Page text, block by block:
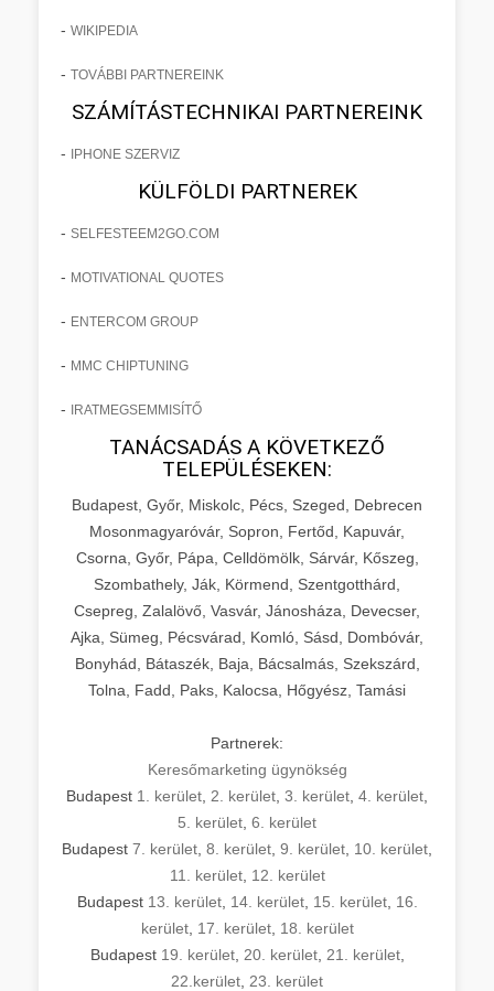
- WIKIPEDIA
- TOVÁBBI PARTNEREINK
SZÁMÍTÁSTECHNIKAI PARTNEREINK
- IPHONE SZERVIZ
KÜLFÖLDI PARTNEREK
- SELFESTEEM2GO.COM
- MOTIVATIONAL QUOTES
- ENTERCOM GROUP
- MMC CHIPTUNING
- IRATMEGSEMMISÍTŐ
TANÁCSADÁS A KÖVETKEZŐ
TELEPÜLÉSEKEN:
Budapest, Győr, Miskolc, Pécs, Szeged, Debrecen
Mosonmagyaróvár, Sopron, Fertőd, Kapuvár,
Csorna, Győr, Pápa, Celldömölk, Sárvár, Kőszeg,
Szombathely, Ják, Körmend, Szentgotthárd,
Csepreg, Zalalövő, Vasvár, Jánosháza, Devecser,
Ajka, Sümeg, Pécsvárad, Komló, Sásd, Dombóvár,
Bonyhád, Bátaszék, Baja, Bácsalmás, Szekszárd,
Tolna, Fadd, Paks, Kalocsa, Hőgyész, Tamási
Partnerek:
Keresőmarketing ügynökség
Budapest 1. kerület 2. kerület 3. kerület 4. kerület
5. kerület 6. kerület
Budapest 7. kerület 8. kerület 9. kerület 10. kerület
11. kerület, 12. kerület
Budapest 13. kerület, 14. kerület, 15. kerület, 16.
kerület, 17. kerület, 18. kerület
Budapest 19. kerület, 20. kerület, 21. kerület,
22.kerület 23. kerület